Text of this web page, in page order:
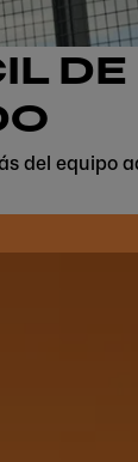
del equipo